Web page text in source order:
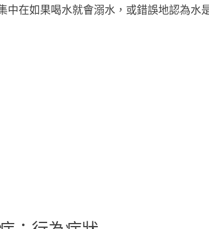
中在如果喝水就會溺水，或錯誤地認為水